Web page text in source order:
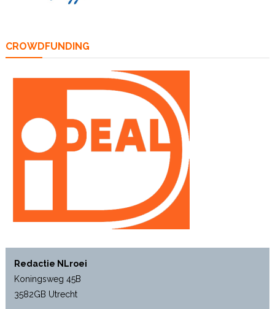
CROWDFUNDING
Redactie NLroei
Koningsweg 45B
3582GB Utrecht